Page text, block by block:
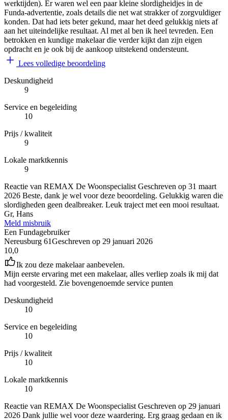
werktijden). Er waren wel een paar kleine slordigheidjes in de
Funda‑advertentie, zoals details die net wat strakker of zorgvuldiger
konden. Dat had iets beter gekund, maar het deed gelukkig niets af
aan het uiteindelijke resultaat. Al met al ben ik heel tevreden. Een
betrokken en kundige makelaar die verder kijkt dan zijn eigen
opdracht en je ook bij de aankoop uitstekend ondersteunt.
Lees volledige beoordeling
Deskundigheid
9
Service en begeleiding
10
Prijs / kwaliteit
9
Lokale marktkennis
9
Reactie van REMAX De Woonspecialist Geschreven op 31 maart
2026 Beste, dank je wel voor deze beoordeling. Gelukkig waren die
slordigheden geen dealbreaker. Leuk traject met een mooi resultaat.
Gr, Hans
Meld misbruik
Een Fundagebruiker
Nereusburg 61Geschreven op 29 januari 2026
10,0
Ik zou deze makelaar aanbevelen.
Mijn eerste ervaring met een makelaar, alles verliep zoals ik mij dat
had voorgesteld. Zie bovengenoemde service punten
Deskundigheid
10
Service en begeleiding
10
Prijs / kwaliteit
10
Lokale marktkennis
10
Reactie van REMAX De Woonspecialist Geschreven op 29 januari
2026 Dank jullie wel voor deze waardering. Erg graag gedaan en ik